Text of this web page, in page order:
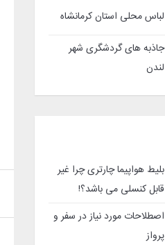
لباس محلی استان کرمانشاه
جاذبه های گردشگری شهر
لندن
بلیط هواپیما چارتری چرا غیر
قابل کنسلی می باشد؟!
اصطلاحات مورد نیاز در سفر و
پرواز